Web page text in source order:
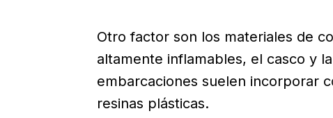
Otro factor son los materiales de
altamente inflamables, el casco y
embarcaciones suelen incorporar
resinas plásticas.